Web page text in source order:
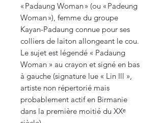
« Padaung Woman » (ou « Padeung
Woman »), femme du groupe
Kayan-Padaung connue pour ses
colliers de laiton allongeant le cou.
Le sujet est légendé « Padaung
Woman » au crayon et signé en bas
à gauche (signature lue « Lin Ill »,
artiste non répertorié mais
probablement actif en Birmanie
dans la première moitié du XXᵉ